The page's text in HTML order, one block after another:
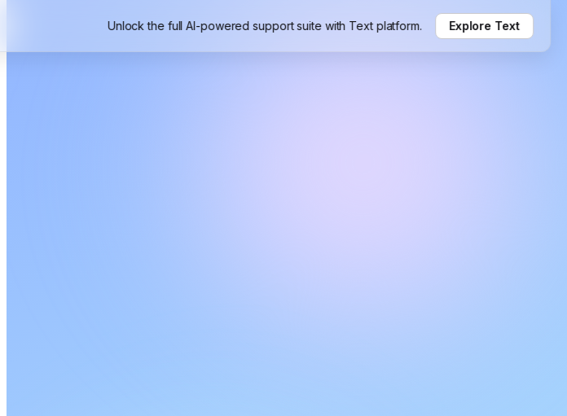
Unlock the full AI-powered support suite with Text platform. Explore Text